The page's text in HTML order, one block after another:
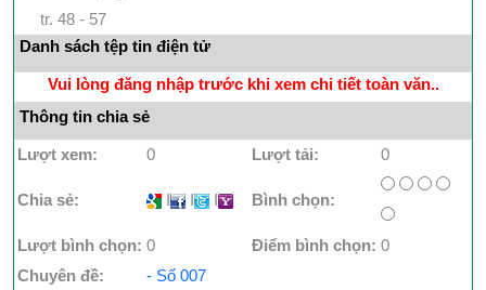
tr. 48 - 57
Danh sách tệp tin điện tử
Vui lòng đăng nhập trước khi xem chi tiết toàn văn..
Thông tin chia sẻ
Lượt xem: 0 Lượt tải: 0
Chia sẻ: I I I Bình chọn:
Lượt bình chọn: 0 Điểm bình chọn: 0
Chuyên đề:
- Số 007